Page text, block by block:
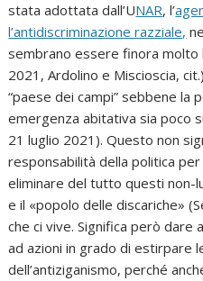
stata adottata dall’UNAR, l’
l’antidiscriminazione razziale,
sembrano essere finora molto
2021, Ardolino e Miscioscia,
“paese dei campi” sebbene la
emergenza abitativa sia poco
21 luglio 2021). Questo non
responsabilità della politica
eliminare del tutto questi non-
e il «popolo delle discariche»
che ci vive. Significa però
ad azioni in grado di estirpare
dell’antiziganismo, perché